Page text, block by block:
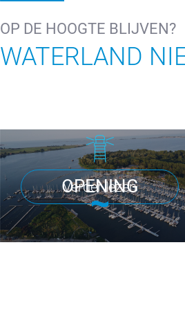
OP DE HOOGTE BLIJVEN?
WATERLAND
OPENING
Verder lezen